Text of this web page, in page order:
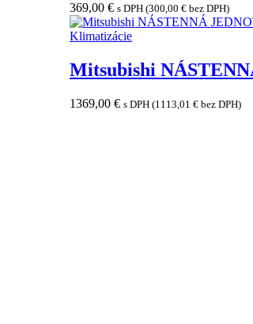
369,00 € s DPH (300,00 € bez DPH)
Klimatizácie
Mitsubishi
1369,00 € s DPH (1113,01 € bez DPH)